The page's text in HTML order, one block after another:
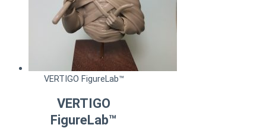
VERTIGO FigureLab™
VERTIGO
FigureLab™